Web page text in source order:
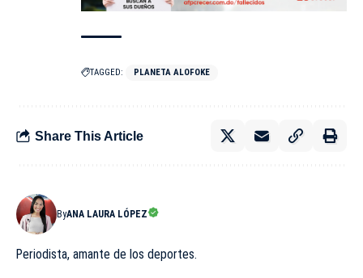
TAGGED: PLANETA ALOFOKE
Share This Article
ByANA LAURA LÓPEZ
Periodista, amante de los deportes.